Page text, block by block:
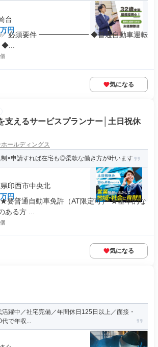
台
円
✅ 必須要件 ━━━━━━━ ◆普通自動車運転
気になる
支えるサービスプランナー│土日祝休
ールディングス
制×申請すれば在宅も◎柔軟な働き方が叶います
印西市中央北
円
要普通自動車免許（AT限定可） ★基本的な
ある方 ...
気になる
躍中／社宅完備／年間休日125日以上／面接・
代で年収...